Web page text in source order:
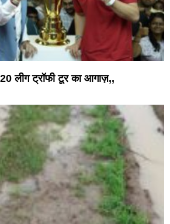
लीग ट्रॉफी टूर का आगाज़,,